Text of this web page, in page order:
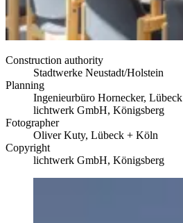
Construction authority
Stadtwerke Neustadt/Holstein
Planning
Ingenieurbüro Hornecker, Lübeck
lichtwerk GmbH, Königsberg
Fotographer
Oliver Kuty, Lübeck + Köln
Copyright
lichtwerk GmbH, Königsberg